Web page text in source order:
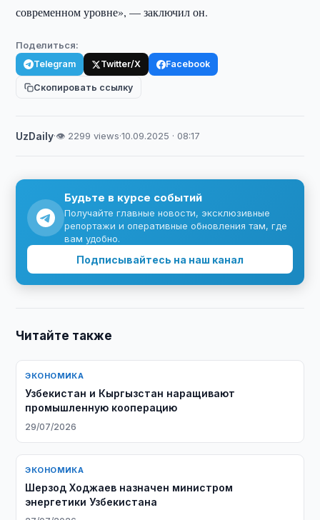
современном уровне», — заключил он.
Поделиться:
Telegram Twitter/X Facebook
Скопировать ссылку
UzDaily·👁 2299 views·10.09.2025 · 08:17
Будьте в курсе событий
Получайте главные новости, эксклюзивные
репортажи и оперативные обновления там, где
вам удобно.
Подписывайтесь на наш канал
Читайте также
ЭКОНОМИКА
Узбекистан и Кыргызстан наращивают
промышленную кооперацию
29/07/2026
ЭКОНОМИКА
Шерзод Ходжаев назначен министром
энергетики Узбекистана